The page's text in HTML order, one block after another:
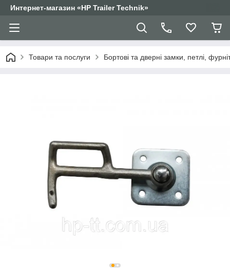
Интернет-магазин «HP Trailer Technik»
Товари та послуги Бортові та дверні замки, петлі,